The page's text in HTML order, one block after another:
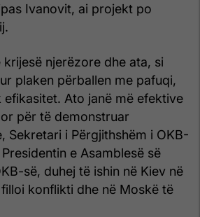
Ivanovit, ai projekt po
krijesë njerëzore dhe ata, si
plaken përballen me pafuqi,
efikasitet. Ato janë më efektive
për të demonstruar
Sekretari i Përgjithshëm i OKB-
e Asamblesë së
së, duhej të ishin në Kiev në
konflikti dhe në Moskë të